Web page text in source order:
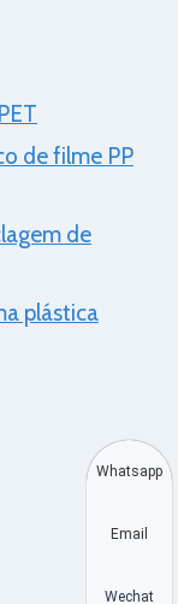
de filme PP
de
plástica
Whatsapp
Email
Wechat